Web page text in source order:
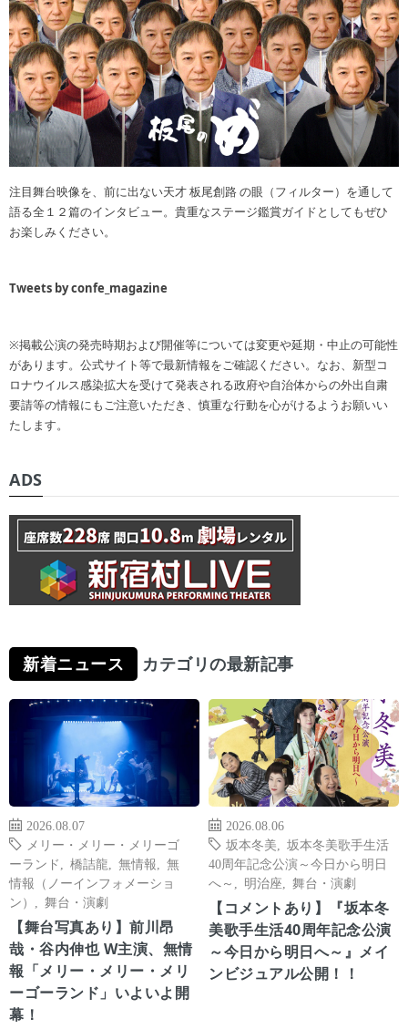
注目舞台映像を、前に出ない天才 板尾創路 の眼（フィルター）を通して
語る全１２篇のインタビュー。貴重なステージ鑑賞ガイドとしてもぜひ
お楽しみください。
Tweets by confe_magazine
※掲載公演の発売時期および開催等については変更や延期・中止の可能性
があります。公式サイト等で最新情報をご確認ください。なお、新型コ
ロナウイルス感染拡大を受けて発表される政府や自治体からの外出自粛
要請等の情報にもご注意いただき、慎重な行動を心がけるようお願いい
たします。
ADS
新着ニュース カテゴリの最新記事
2026.08.07
メリー・メリー・メリーゴ
ーランド
橋詰龍 無情報
無
情報（ノーインフォメーショ
ン）
舞台・演劇
【舞台写真あり】前川昂
哉・谷内伸也 W主演、無情
報「メリー・メリー・メリ
ーゴーランド」いよいよ開
幕！
2026.08.06
坂本冬美
坂本冬美歌手生活
40周年記念公演～今日から明日
へ～
明治座 舞台・演劇
【コメントあり】『坂本冬
美歌手生活40周年記念公演
～今日から明日へ～』メイ
ンビジュアル公開！！